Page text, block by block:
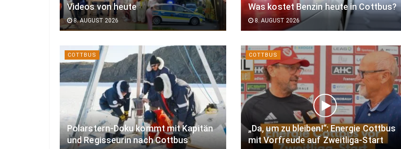
Videos von heute
8. AUGUST 2026
Was kostet Benzin heute in Cottbus?
8. AUGUST 2026
COTTBUS
Polarstern-Doku kommt mit Kapitän
und Regisseurin nach Cottbus
COTTBUS
„Da, um zu bleiben!“: Energie Cottbus
mit Vorfreude auf Zweitliga-Start